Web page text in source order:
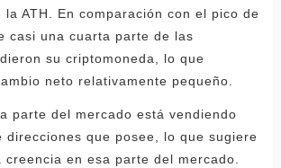
la ATH. En comparación con el pico de
casi una cuarta parte de las
su criptomoneda, lo que
neto relativamente pequeño.
parte del mercado está vendiendo
direcciones que posee, lo que sugiere
creencia en esa parte del mercado.